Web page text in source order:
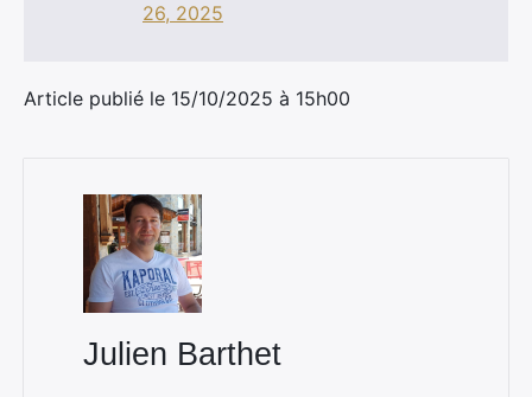
26, 2025
Article publié le 15/10/2025 à 15h00
Julien Barthet